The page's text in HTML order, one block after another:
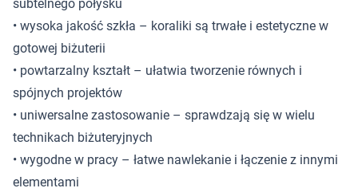
subtelnego połysku
• wysoka jakość szkła – koraliki są trwałe i estetyczne w
gotowej biżuterii
• powtarzalny kształt – ułatwia tworzenie równych i
spójnych projektów
• uniwersalne zastosowanie – sprawdzają się w wielu
technikach biżuteryjnych
• wygodne w pracy – łatwe nawlekanie i łączenie z innymi
elementami